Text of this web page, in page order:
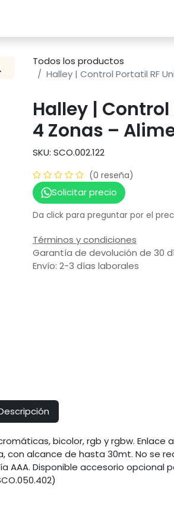
Todos los productos
Halley | Control Portatil RF
Halley |
4 Zonas –
SKU: SCO.002.122
(0 reseña)
Solicitar precio
Da click para preguntar por el
Términos y condiciones
Garantía de devolución de 30
Envío: 2-3 días laborales
bicolor, rgb y rgbw. Enlace
con alcance de hasta 30mt. No se
AAA. Disponible accesorio opcional